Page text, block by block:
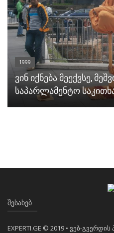
1999
ვინ იქნება მეექვსე,
საპარლამენტო
ᲨᲔᲡᲐᲮᲔᲑ
EXPERTI.GE © 2019 • ვებ-